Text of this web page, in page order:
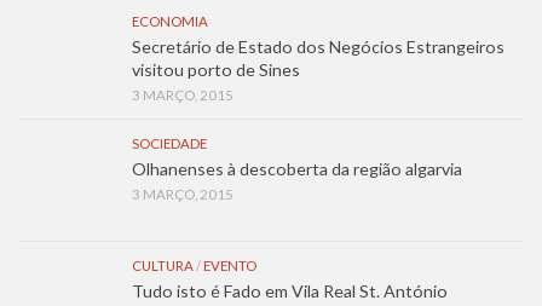
ECONOMIA
Secretário de Estado dos Negócios Estrangeiros
visitou porto de Sines
3 MARÇO, 2015
SOCIEDADE
Olhanenses à descoberta da região algarvia
3 MARÇO, 2015
CULTURA/ EVENTO
Tudo isto é Fado em Vila Real St. António